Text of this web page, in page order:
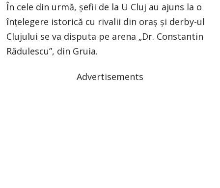
În cele din urmă, şefii de la U Cluj au ajuns la o
înţelegere istorică cu rivalii din oraş şi derby-ul
Clujului se va disputa pe arena „Dr. Constantin
Rădulescu”, din Gruia.
Advertisements